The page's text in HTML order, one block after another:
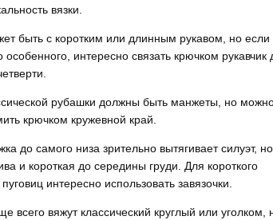
вязки.
быть с коротким или длинным рукавом, но если
особенного, интересно связать крючком рукавчик
рубашки должны быть манжеты, но
крючком кружевной край.
до самого низа зрительно вытягивает силуэт, но
и короткая до середины груди. Для короткого
интересно использовать завязочки.
всего вяжут классический круглый или уголком,